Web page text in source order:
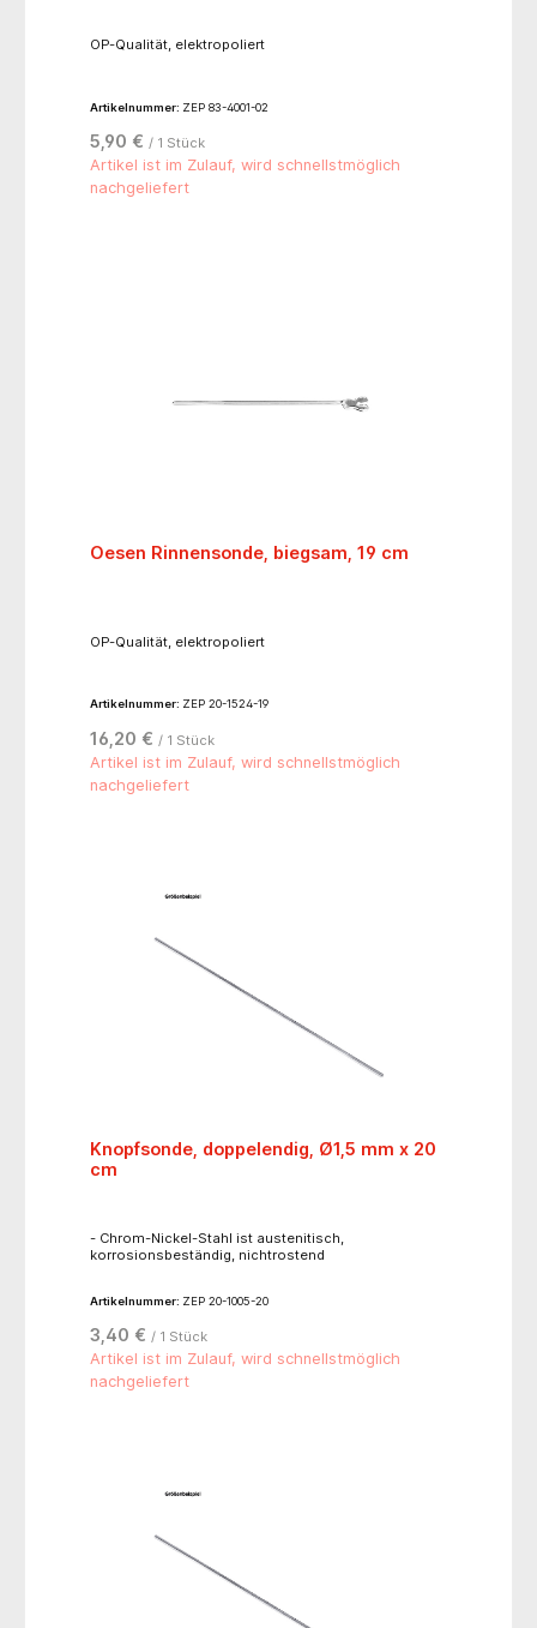
OP-Qualität, elektropoliert
Artikelnummer: ZEP 83-4001-02
5,90 € / 1 Stück
Artikel ist im Zulauf, wird schnellstmöglich
nachgeliefert
Oesen Rinnensonde, biegsam, 19 cm
OP-Qualität, elektropoliert
Artikelnummer: ZEP 20-1524-19
16,20 € / 1 Stück
Artikel ist im Zulauf, wird schnellstmöglich
nachgeliefert
Knopfsonde, doppelendig, Ø1,5 mm x 20
cm
- Chrom-Nickel-Stahl ist austenitisch,
korrosionsbeständig, nichtrostend
Artikelnummer: ZEP 20-1005-20
3,40 € / 1 Stück
Artikel ist im Zulauf, wird schnellstmöglich
nachgeliefert